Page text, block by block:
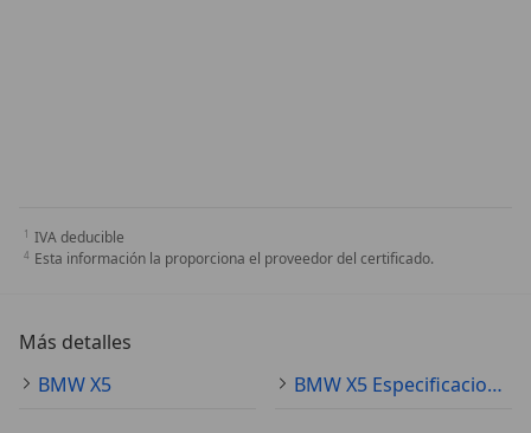
IVA deducible
Esta información la proporciona el proveedor del certificado.
Más detalles
BMW X5
BMW X5 Especificaciones técnicas